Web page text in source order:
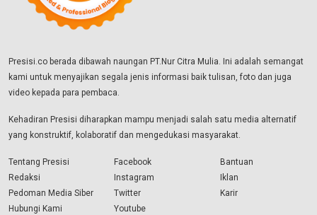
Presisi.co berada dibawah naungan PT.Nur Citra Mulia. Ini adalah semangat
kami untuk menyajikan segala jenis informasi baik tulisan, foto dan juga
video kepada para pembaca.
Kehadiran Presisi diharapkan mampu menjadi salah satu media alternatif
yang konstruktif, kolaboratif dan mengedukasi masyarakat.
Tentang Presisi
Redaksi
Pedoman Media Siber
Hubungi Kami
Facebook
Instagram
Twitter
Youtube
Bantuan
Iklan
Karir